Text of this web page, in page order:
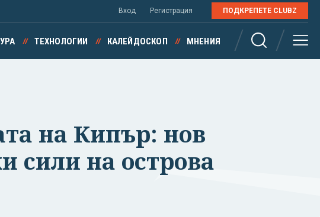
Вход Регистрация ПОДКРЕПЕТЕ CLUBZ
ТЕХНОЛОГИИ КАЛЕЙДОСКОП МНЕНИЯ
на Кипър: нов
сили на острова